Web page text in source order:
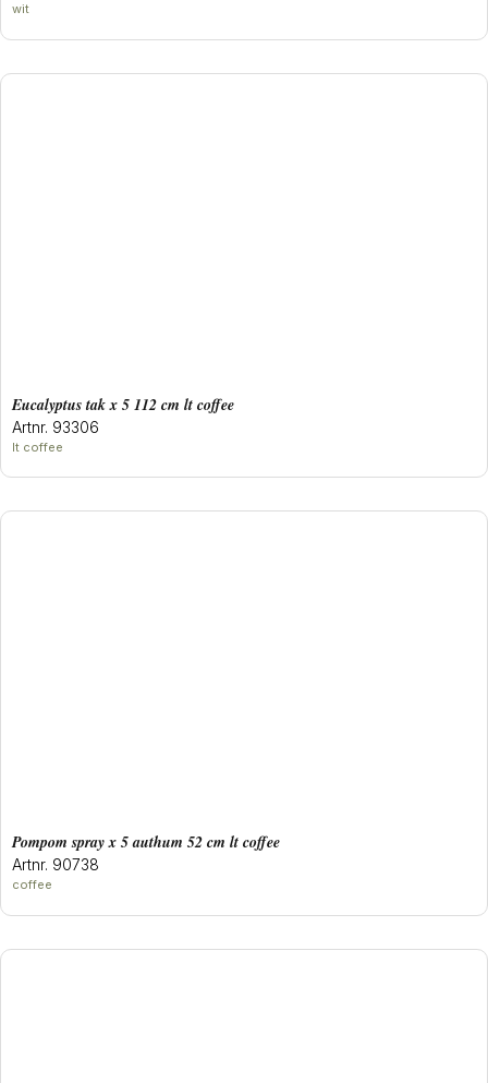
wit
eucalyptus tak x 5 112 cm lt coffee
Artnr. 93306
lt coffee
pompom spray x 5 authum 52 cm lt coffee
Artnr. 90738
coffee